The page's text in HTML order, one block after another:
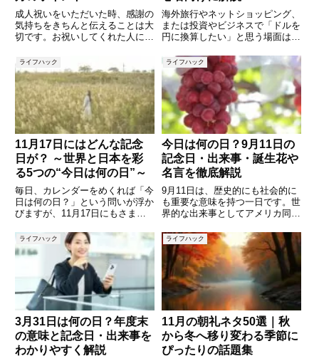
成人祝いをいただいた時、感謝の
気持ちをきちんと伝えることは大
切です。お祝いしてくれた人に心
で、感謝の気持ちが伝わり、今後
の良い関係にも繋がります。しか
し、「どんな言葉でお礼を伝えた
らいいの？」と迷ってしまうこと
も
海外旅行やネットショッピング、
または投資やビジネスで「ドルを
円に換算したい」と思う場面はよ
リや自動換算ツールを使う方法も
ありますが、電卓を使って自分の
手で計算できると、為替レートの
仕組みをしっかり理解できますし
ライフハック
11月17日にはどんな記念
日が？ ～世界と日本を彩
る5つの“今日は何の日”～
毎日、カレンダーをめくれば「今
日は何の日？」という問いが浮か
びますが、11月17日にもさまざ
ています。歴史的意義を持つ国際
的な記念日から、食や文化に根ざ
した日本独自の記念日まで、その
背景を知ると日付の印象が少し
ライフハック
今日は何の日？9月11日の
記念日・出来事・誕生花や
名言を徹底解説
9月11日は、歴史的にも社会的に
も重要な意味を持つ一日です。世
界的な出来事としてアメリカ同時
が、それ以外にも多くの記念日や
著名人の誕生日、文化的な出来事
が重なっています。毎日が「何か
の記念日」であり、日々の背景を
ライフハック
3月31日は何の日？年度末
の意味と記念日・出来事を
わかりやすく解説
ライフハック
11月の朝礼ネタ50選｜秋
から冬へ移り変わる季節に
ぴったりの話題集